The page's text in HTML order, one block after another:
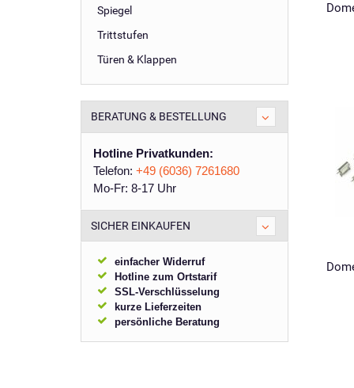
Spiegel
Trittstufen
Türen & Klappen
BERATUNG & BESTELLUNG
Hotline Privatkunden:
Telefon: +49 (6036) 7261680
Mo-Fr: 8-17 Uhr
SICHER EINKAUFEN
einfacher Widerruf
Hotline zum Ortstarif
SSL-Verschlüsselung
kurze Lieferzeiten
persönliche Beratung